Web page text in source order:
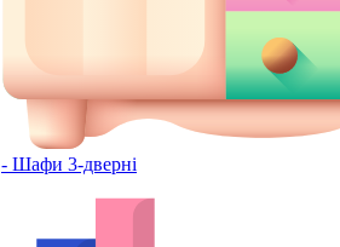
- Шафи 3-дверні